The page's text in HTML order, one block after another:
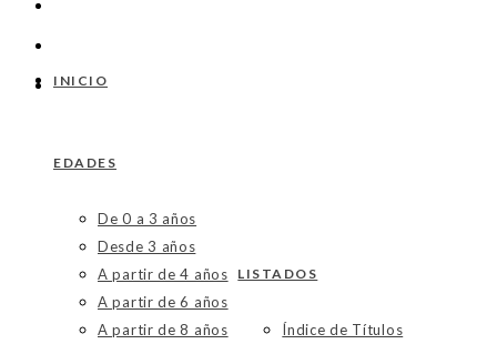
INICIO
EDADES
De 0 a 3 años
Desde 3 años
A partir de 4 años
A partir de 6 años
A partir de 8 años
LISTADOS
Índice de Títulos